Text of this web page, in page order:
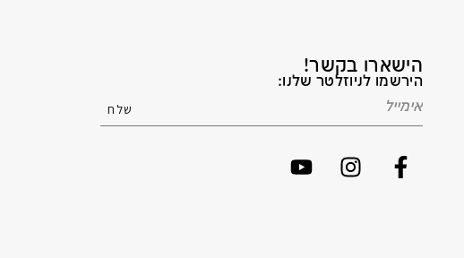
הישארו בקשר!
הירשמו לניוזלטר שלנו: